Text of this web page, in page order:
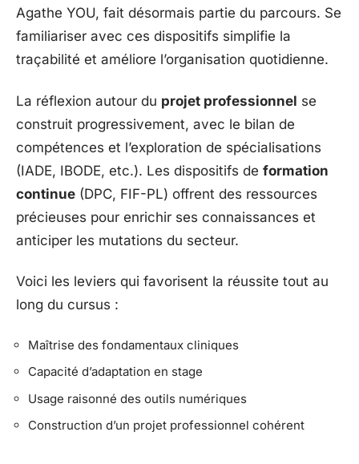
Agathe YOU, fait désormais partie du parcours. Se
familiariser avec ces dispositifs simplifie la
traçabilité et améliore l’organisation quotidienne.
La réflexion autour du projet professionnel se
construit progressivement, avec le bilan de
compétences et l’exploration de spécialisations
(IADE, IBODE, etc.). Les dispositifs de formation
continue (DPC, FIF-PL) offrent des ressources
précieuses pour enrichir ses connaissances et
anticiper les mutations du secteur.
Voici les leviers qui favorisent la réussite tout au
long du cursus :
Maîtrise des fondamentaux cliniques
Capacité d’adaptation en stage
Usage raisonné des outils numériques
Construction d’un projet professionnel cohérent